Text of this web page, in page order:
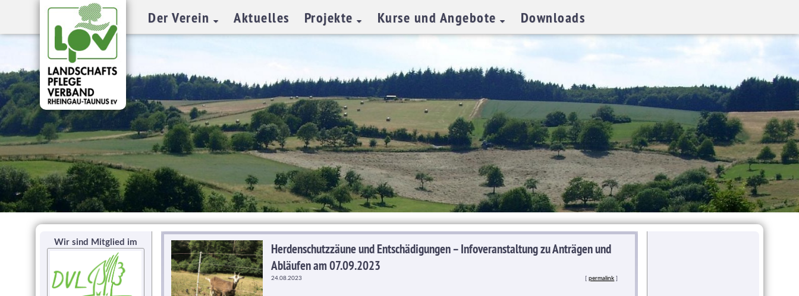
Der Verein Aktuelles Projekte Kurse und Angebote Downloads
Wir sind Mitglied im
Herdenschutzzäune und Entschädigungen – Infoveranstaltung zu Anträgen und
Abläufen am 07.09.2023
[permalink ]
24.08.2023